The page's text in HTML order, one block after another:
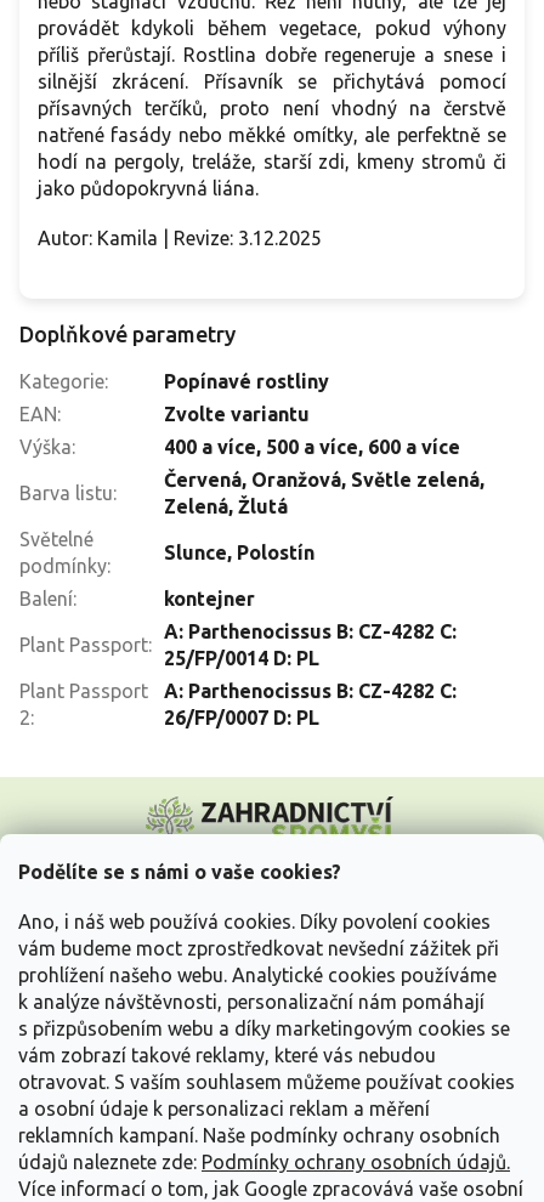
Podělíte se s námi o vaše cookies?
Ano, i náš web používá cookies. Díky povolení cookies
vám budeme moct zprostředkovat nevšední zážitek při
prohlížení našeho webu. Analytické cookies používáme
k analýze návštěvnosti, personalizační nám pomáhají
s přizpůsobením webu a díky marketingovým cookies se
vám zobrazí takové reklamy, které vás nebudou
otravovat. S vaším souhlasem můžeme používat cookies
a osobní údaje k personalizaci reklam a měření
reklamních kampaní. Naše podmínky ochrany osobních
údajů naleznete zde: Podmínky ochrany osobních údajů.
Více informací o tom, jak Google zpracovává vaše osobní
provádět kdykoli během vegetace, pokud výhony
příliš přerůstají. Rostlina dobře regeneruje a snese i
silnější zkrácení. Přísavník se přichytává pomocí
přísavných terčíků, proto není vhodný na čerstvě
natřené fasády nebo měkké omítky, ale perfektně se
hodí na pergoly, treláže, starší zdi, kmeny stromů či
jako půdopokryvná liána.
Autor: Kamila | Revize: 3.12.2025
Doplňkové parametry
Kategorie:
Popínavé rostliny
EAN:
Zvolte variantu
Výška: 400 a více, 500 a více, 600 a více
Barva listu:
Červená, Oranžová, Světle zelená,
Zelená, Žlutá
Světelné
podmínky:
Slunce, Polostín
Balení: kontejner
Plant Passport:
A: Parthenocissus B: CZ-4282 C:
25/FP/0014 D: PL
Plant Passport
2:
A: Parthenocissus B: CZ-4282 C:
26/FP/0007 D: PL
p
Vše o nákupu
Informace pro Vás
Kontakujte nás